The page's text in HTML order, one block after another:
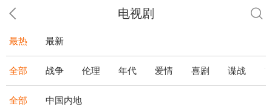
电视剧
最热 最新
全部 战争 伦理 年代 爱情 喜剧 谍战
全部 中国内地